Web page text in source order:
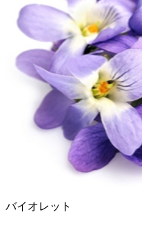
バイオレット